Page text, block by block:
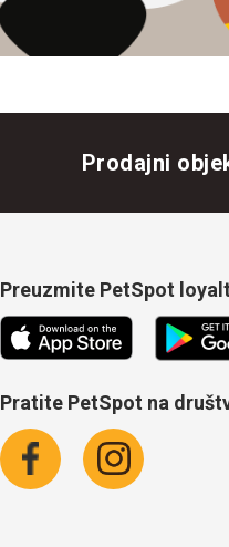
Prodajni
Preuzmite PetSpot
Pratite PetSpot na